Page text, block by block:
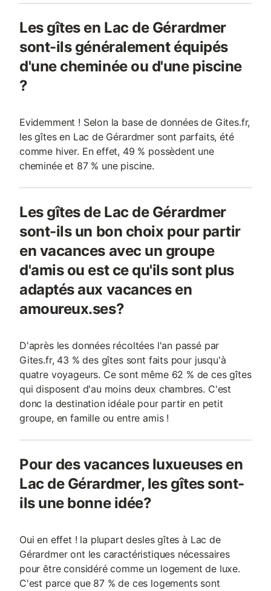
Les gîtes en Lac de Gérardmer
sont-ils généralement équipés
d'une cheminée ou d'une piscine
?
Evidemment ! Selon la base de données de Gites.fr,
les gîtes en Lac de Gérardmer sont parfaits, été
comme hiver. En effet, 49 % possèdent une
cheminée et 87 % une piscine.
Les gîtes de Lac de Gérardmer
sont-ils un bon choix pour partir
en vacances avec un groupe
d'amis ou est ce qu'ils sont plus
adaptés aux vacances en
amoureux.ses?
D'après les données récoltées l'an passé par
Gites.fr, 43 % des gîtes sont faits pour jusqu'à
quatre voyageurs. Ce sont même 62 % de ces gîtes
qui disposent d'au moins deux chambres. C'est
donc la destination idéale pour partir en petit
groupe, en famille ou entre amis !
Pour des vacances luxueuses en
Lac de Gérardmer, les gîtes sont-
ils une bonne idée?
Oui en effet ! la plupart desles gîtes à Lac de
Gérardmer ont les caractéristiques nécessaires
pour être considéré comme un logement de luxe.
C'est parce que 87 % de ces logements sont